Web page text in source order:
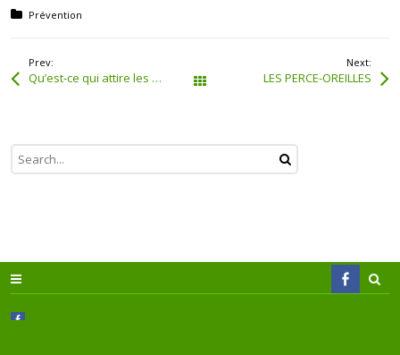
Posted in:
Prévention
Prev:
Qu’est-ce qui attire les fourmis chez vous? Tous les articles
Next:
LES PERCE-OREILLES